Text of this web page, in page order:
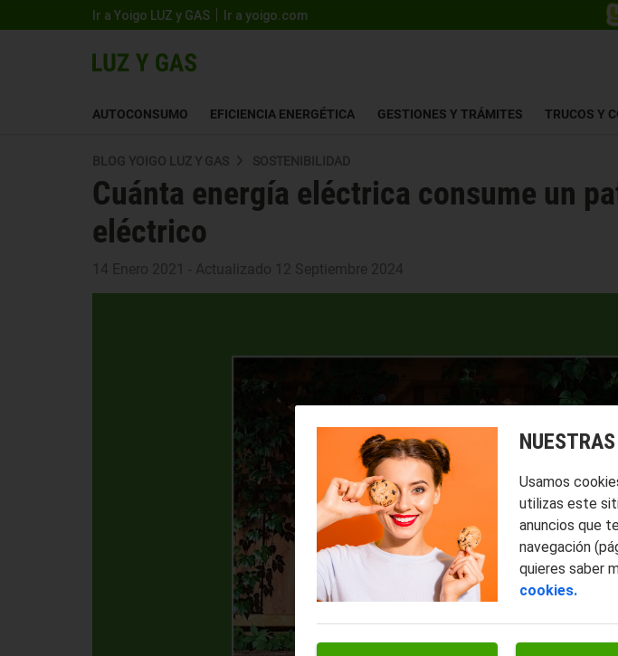
Ir a Yoigo LUZ y GAS Ir a yoigo.com
AUTOCONSUMO EFICIENCIA ENERGÉTICA GESTIONES Y TRÁMITES TRUCOS Y
BLOG YOIGO LUZ Y GAS SOSTENIBILIDAD
Cuánta energía eléctrica consume un
eléctrico
14 Enero 2021 - Actualizado 12 Septiembre 2024
Usamos
utilizas este
anuncios que
navegación
quieres saber
cookies.